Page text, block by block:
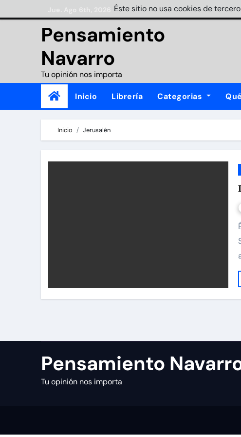
to
Pensamiento
Navarro
Tu opinión nos importa
Inicio Librería Categorias
Inicio Jerusalén
Éste capítulo
Pensamiento
Tu opinión nos importa
Éste sitio no usa cookies de